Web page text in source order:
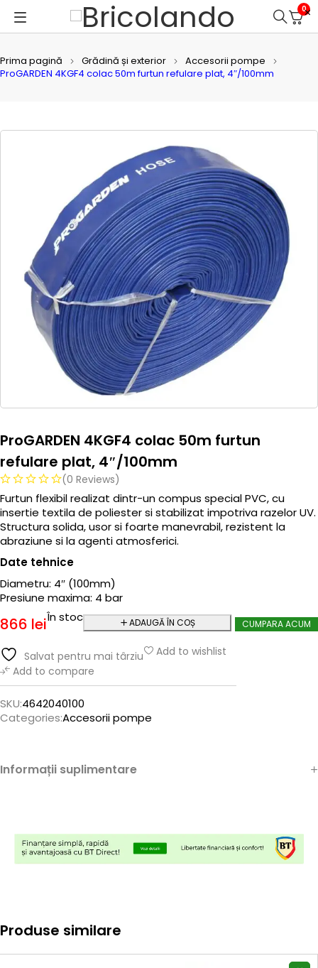
0
Prima pagină Grădină și exterior
Accesorii pompe
ProGARDEN 4KGF4 colac 50m furtun refulare plat, 4″/100mm
ProGARDEN 4KGF4 colac 50m furtun
refulare plat, 4″/100mm
(0 Reviews)
Furtun flexibil realizat dintr-un compus special PVC, cu
insertie textila de poliester si stabilizat impotriva razelor UV.
Structura solida, usor si foarte manevrabil, rezistent la
abraziune si la agenti atmosferici.
Date tehnice
Diametru: 4″ (100mm)
Presiune maxima: 4 bar
866 leiÎn stoc ADAUGĂ ÎN COȘ CUMPARA ACUM
Salvat pentru mai târziu
Add to wishlist
Add to compare
SKU:4642040100
Categories:Accesorii pompe
Informații suplimentare
Produse similare